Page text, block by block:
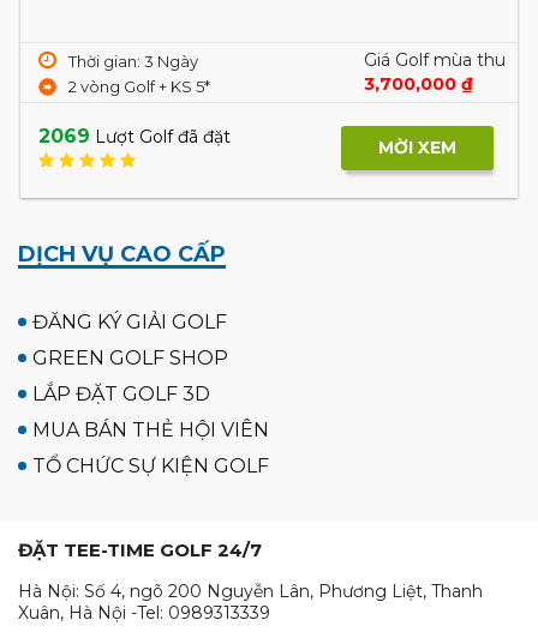
Thời gian: 3 Ngày
2 vòng Golf + KS 5*
Giá Golf mùa thu
3,700,000 ₫
2069 Lượt Golf đã đặt MỜI XEM
DỊCH VỤ CAO CẤP
ĐĂNG KÝ GIẢI GOLF
GREEN GOLF SHOP
LẮP ĐẶT GOLF 3D
MUA BÁN THẺ HỘI VIÊN
TỔ CHỨC SỰ KIỆN GOLF
ĐẶT TEE-TIME GOLF 24/7
Hà Nội: Số 4, ngõ 200 Nguyễn Lân, Phương Liệt, Thanh
Xuân, Hà Nội -Tel: 0989313339